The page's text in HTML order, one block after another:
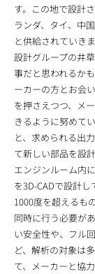
す。この地で設計
ランダ、タイ、中
と供給されていきま
設計グループの井
事だと思われるか
ーカーの方とお会
を押さえつつ、メ
きるように努めて
と、求められる出
て新しい部品を設
エンジンルーム内
を3D-CADで設計
1000度を超えるも
同時に行う必要が
い安全性や、フル
ど、解析の対象は
て、メーカーと協